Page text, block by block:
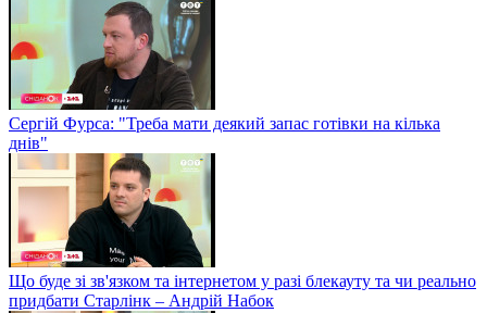
Сергій Фурса: "Треба мати деякий запас готівки на кілька
днів"
Що буде зі зв'язком та інтернетом у разі блекауту та чи реально
придбати Старлінк – Андрій Набок